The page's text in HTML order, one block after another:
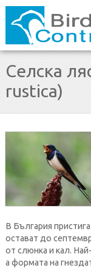
Селска
rustica)
В България
остават до
от слюнка и кал.
а формата на